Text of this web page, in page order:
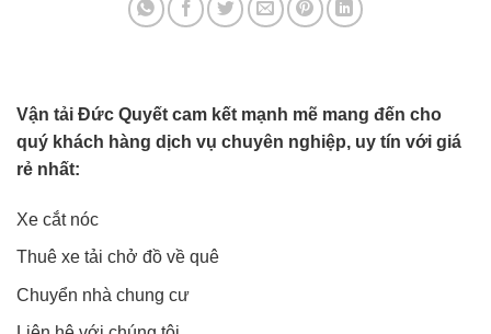
Vận tải Đức Quyết cam kết mạnh mẽ mang đến cho
quý khách hàng dịch vụ chuyên nghiệp, uy tín với giá
rẻ nhất:
Xe cắt nóc
Thuê xe tải chở đồ về quê
Chuyển nhà chung cư